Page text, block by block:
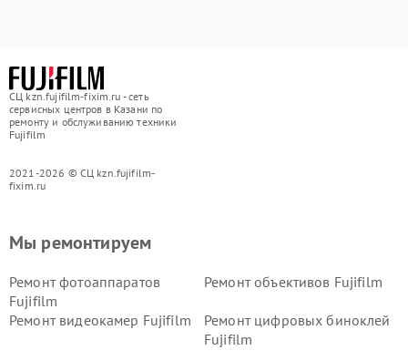
СЦ kzn.fujifilm-fixim.ru - сеть
сервисных центров в Казани по
ремонту и обслуживанию техники
Fujifilm
2021-2026 © СЦ kzn.fujifilm-
fixim.ru
Мы ремонтируем
Ремонт фотоаппаратов
Fujifilm
Ремонт объективов Fujifilm
Ремонт видеокамер Fujifilm
Ремонт цифровых биноклей
Fujifilm